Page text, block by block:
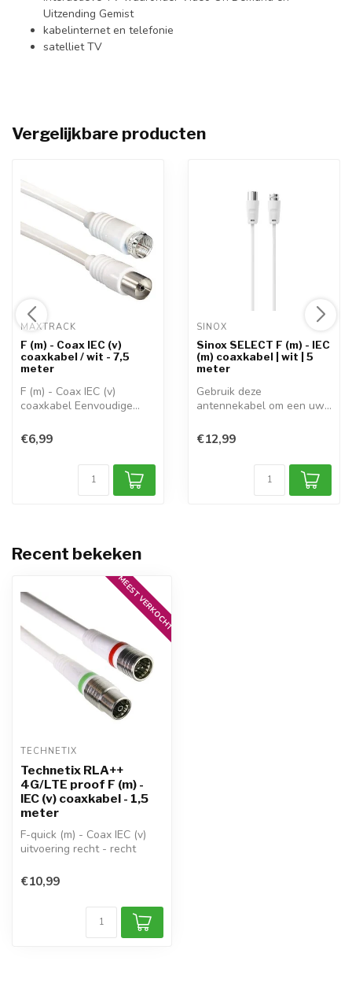
Uitzending Gemist
kabelinternet en telefonie
satelliet TV
Vergelijkbare producten
MAXTRACK
F (m) - Coax IEC (v)
coaxkabel / wit - 7,5
meter
F (m) - Coax IEC (v)
coaxkabel Eenvoudige
€6,99
SINOX
Sinox SELECT F (m) - IEC
(m) coaxkabel | wit | 5
meter
Gebruik deze
antennekabel om een uw
€12,99
Recent bekeken
MEEST VERKOCHT
TECHNETIX
Technetix RLA++
4G/LTE proof F (m) -
IEC (v) coaxkabel - 1,5
meter
F-quick (m) - Coax IEC (v)
uitvoering recht - recht
>105...
€10,99